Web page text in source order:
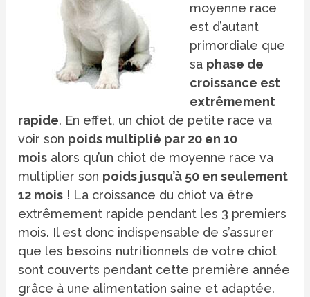
moyenne race
est d’autant
primordiale que
sa phase de
croissance est
extrêmement
rapide. En effet, un chiot de petite race va
voir son poids multiplié par 20 en 10
mois alors qu’un chiot de moyenne race va
multiplier son poids jusqu’à 50 en seulement
12 mois ! La croissance du chiot va être
extrêmement rapide pendant les 3 premiers
mois. Il est donc indispensable de s’assurer
que les besoins nutritionnels de votre chiot
sont couverts pendant cette première année
grâce à une alimentation saine et adaptée.